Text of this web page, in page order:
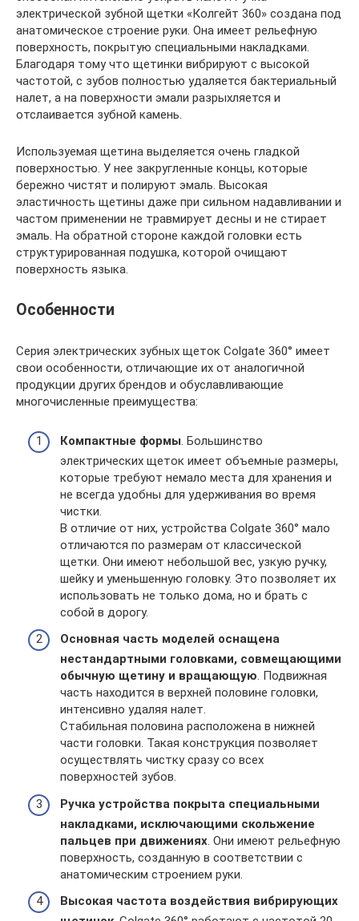
электрической зубной щетки «Колгейт 360» создана под
анатомическое строение руки. Она имеет рельефную
поверхность, покрытую специальными накладками.
Благодаря тому что щетинки вибрируют с высокой
частотой, с зубов полностью удаляется бактериальный
налет, а на поверхности эмали разрыхляется и
отслаивается зубной камень.
Используемая щетина выделяется очень гладкой
поверхностью. У нее закругленные концы, которые
бережно чистят и полируют эмаль. Высокая
эластичность щетины даже при сильном надавливании и
частом применении не травмирует десны и не стирает
эмаль. На обратной стороне каждой головки есть
структурированная подушка, которой очищают
поверхность языка.
Особенности
Серия электрических зубных щеток Colgate 360° имеет
свои особенности, отличающие их от аналогичной
продукции других брендов и обуславливающие
многочисленные преимущества:
Компактные формы . Большинство
электрических щеток имеет объемные размеры,
которые требуют немало места для хранения и
не всегда удобны для удерживания во время
чистки.
В отличие от них, устройства Colgate 360° мало
отличаются по размерам от классической
щетки. Они имеют небольшой вес, узкую ручку,
шейку и уменьшенную головку. Это позволяет их
использовать не только дома, но и брать с
собой в дорогу.
Основная часть моделей оснащена
нестандартными головками, совмещающими
обычную щетину и вращающую. Подвижная
часть находится в верхней половине головки,
интенсивно удаляя налет.
Стабильная половина расположена в нижней
части головки. Такая конструкция позволяет
осуществлять чистку сразу со всех
поверхностей зубов.
Ручка устройства покрыта специальными
накладками, исключающими скольжение
пальцев при движениях . Они имеют рельефную
поверхность, созданную в соответствии с
анатомическим строением руки.
Высокая частота воздействия вибрирующих